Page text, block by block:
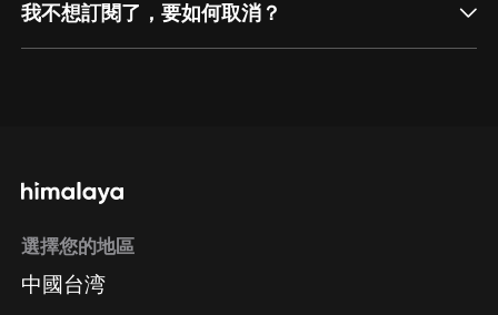
我不想訂閱了，要如何取消？
方法 Google Play取消訂閱方法
選擇您的地區
中國台湾